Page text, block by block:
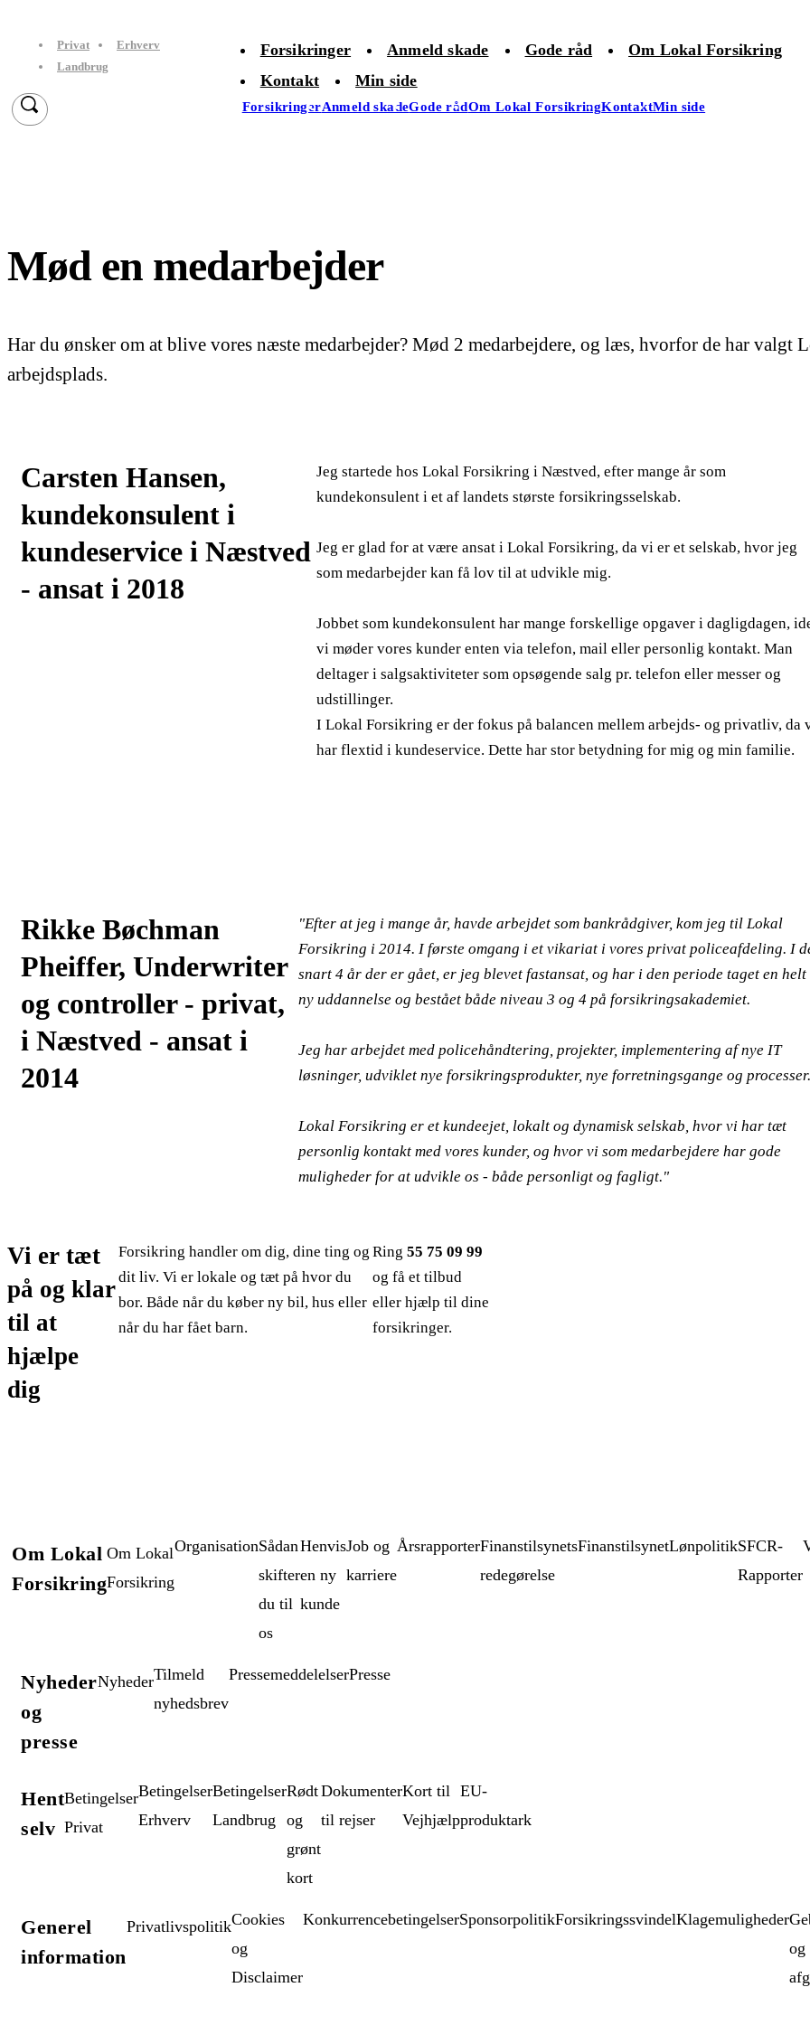
Privat
Erhverv
Landbrug
Forsikringer Anmeld skade Gode råd
Om Lokal Forsikring
Kontakt
Min side
ForsikringerAnmeld skadeGode rådOm Lokal ForsikringKontaktMin side
Mød en medarbejder
Har du ønsker om at blive vores næste medarbejder? Mød 2 medarbejdere, og læs, hvorfor de har valgt
arbejdsplads.
Carsten Hansen,
kundekonsulent i
kundeservice i Næstved
- ansat i 2018
Jeg startede hos Lokal Forsikring i Næstved, efter mange år som
kundekonsulent i et af landets største forsikringsselskab.
Jeg er glad for at være ansat i Lokal Forsikring, da vi er et selskab, hvor jeg
som medarbejder kan få lov til at udvikle mig.
Jobbet som kundekonsulent har mange forskellige opgaver i dagligdagen,
vi møder vores kunder enten via telefon, mail eller personlig kontakt. Man
deltager i salgsaktiviteter som opsøgende salg pr. telefon eller messer og
udstillinger.
I Lokal Forsikring er der fokus på balancen mellem arbejds- og privatliv, da
har flextid i kundeservice. Dette har stor betydning for mig og min familie.
Rikke Bøchman
Pheiffer, Underwriter
og controller - privat,
i Næstved - ansat i
2014
"Efter at jeg i mange år, havde arbejdet som bankrådgiver, kom jeg til Lokal
Forsikring i 2014. I første omgang i et vikariat i vores privat policeafdeling. I
snart 4 år der er gået, er jeg blevet fastansat, og har i den periode taget en helt
ny uddannelse og bestået både niveau 3 og 4 på forsikringsakademiet.
Jeg har arbejdet med policehåndtering, projekter, implementering af nye IT
løsninger, udviklet nye forsikringsprodukter, nye forretningsgange og processer.
Lokal Forsikring er et kundeejet, lokalt og dynamisk selskab, hvor vi har tæt
personlig kontakt med vores kunder, og hvor vi som medarbejdere har gode
muligheder for at udvikle os - både personligt og fagligt."
Vi er tæt
på og klar
til at
hjælpe
dig
Forsikring handler om dig, dine ting og
dit liv. Vi er lokale og tæt på hvor du
bor. Både når du køber ny bil, hus eller
når du har fået barn.
Ring 55 75 09 99
og få et tilbud
eller hjælp til dine
forsikringer.
Om Lokal
Forsikring
Om Lokal
Forsikring
OrganisationSådan
skifter
du til
os
Henvis
en ny
kunde
Job og
karriere
ÅrsrapporterFinanstilsynets
redegørelse
FinanstilsynetLønpolitikSFCR-
Rapporter
Nyheder
og
presse
NyhederTilmeld
nyhedsbrev
PressemeddelelserPresse
Hent
selv
Betingelser
Privat
Betingelser
Erhverv
Betingelser
Landbrug
Rødt
og
grønt
kort
Dokumenter
til rejser
Kort til
Vejhjælp
EU-
produktark
Generel
information
PrivatlivspolitikCookies
og
Disclaimer
KonkurrencebetingelserSponsorpolitikForsikringssvindelKlagemuligheder
og